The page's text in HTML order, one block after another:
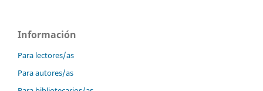
Información
Para lectores/as
Para autores/as